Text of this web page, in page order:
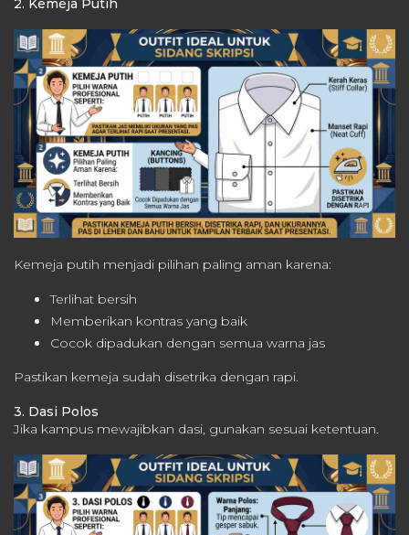
2. Kemeja Putih
Kemeja putih menjadi pilihan paling aman karena:
Terlihat bersih
Memberikan kontras yang baik
Cocok dipadukan dengan semua warna jas
Pastikan kemeja sudah disetrika dengan rapi.
3. Dasi Polos
Jika kampus mewajibkan dasi, gunakan sesuai ketentuan.